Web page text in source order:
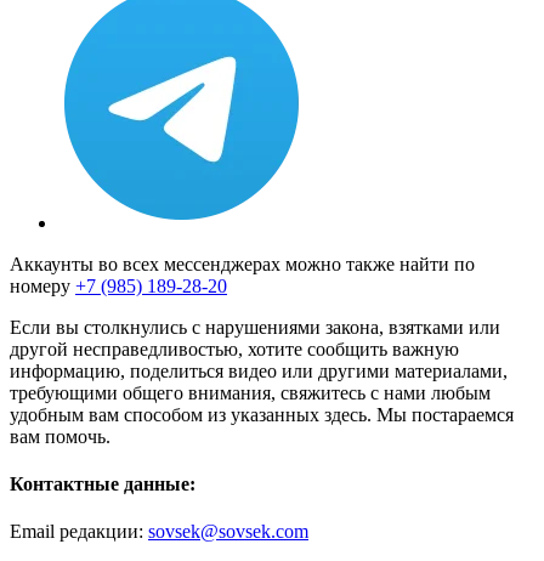
Аккаунты во всех мессенджерах можно также найти по
номеру +7 (985) 189-28-20
Если вы столкнулись с нарушениями закона, взятками или
другой несправедливостью, хотите сообщить важную
информацию, поделиться видео или другими материалами,
требующими общего внимания, свяжитесь с нами любым
удобным вам способом из указанных здесь. Мы постараемся
вам помочь.
Контактные данные:
Email редакции: sovsek@sovsek.com